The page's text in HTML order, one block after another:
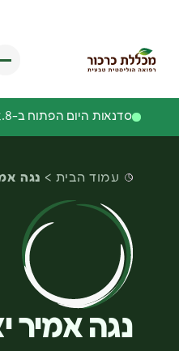
סדנאות היום הפתוח ב-12.8-
עמוד הבית נגה
נגה אמיר